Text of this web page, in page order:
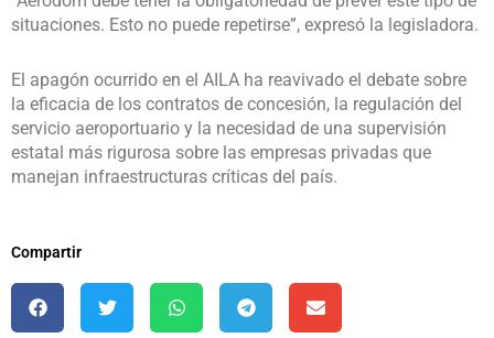
situaciones. Esto no puede repetirse”, expresó la legisladora.
El apagón ocurrido en el AILA ha reavivado el debate sobre
la eficacia de los contratos de concesión, la regulación del
servicio aeroportuario y la necesidad de una supervisión
estatal más rigurosa sobre las empresas privadas que
manejan infraestructuras críticas del país.
Compartir